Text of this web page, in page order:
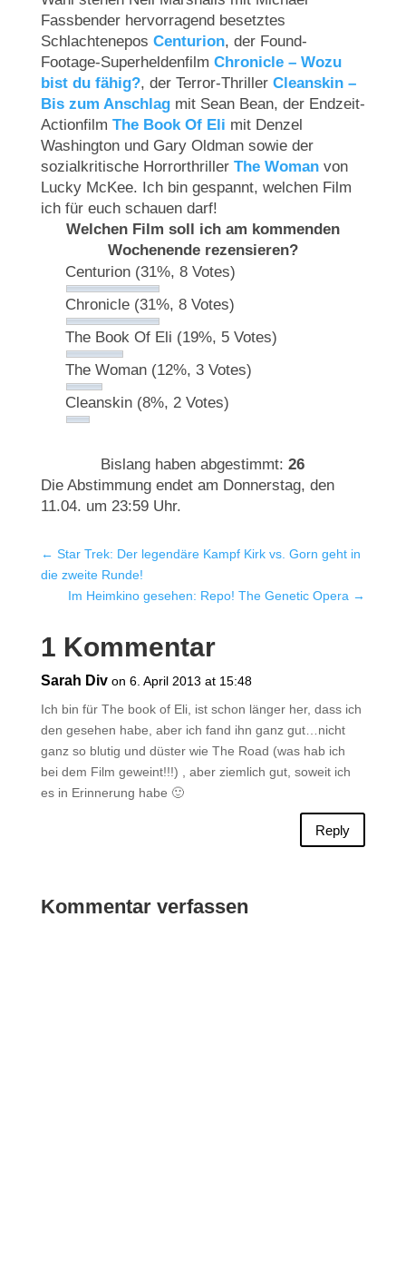
Fassbender hervorragend besetztes
Schlachtenepos Centurion, der Found-
Footage-Superheldenfilm Chronicle – Wozu
bist du fähig?, der Terror-Thriller Cleanskin –
Bis zum Anschlagmit Sean Bean, der Endzeit-
Actionfilm The Book Of Eli mit Denzel
Washington und Gary Oldman sowie der
sozialkritische Horrorthriller The Womanvon
Lucky McKee. Ich bin gespannt, welchen Film
ich für euch schauen darf!
Welchen Film soll ich am kommenden
Wochenende rezensieren?
Centurion (31%, 8 Votes)
Chronicle (31%, 8 Votes)
The Book Of Eli (19%, 5 Votes)
The Woman (12%, 3 Votes)
Cleanskin (8%, 2 Votes)
Bislang haben abgestimmt:26
Die Abstimmung endet am Donnerstag, den
11.04. um 23:59 Uhr.
← Star Trek: Der legendäre Kampf Kirk vs. Gorn geht in
die zweite Runde!
Im Heimkino gesehen: Repo! The Genetic Opera →
1 Kommentar
Sarah Div on 6. April 2013 at 15:48
Ich bin für The book of Eli, ist schon länger her, dass ich
den gesehen habe, aber ich fand ihn ganz gut…nicht
ganz so blutig und düster wie The Road (was hab ich
bei dem Film geweint!!!) , aber ziemlich gut, soweit ich
es in Erinnerung habe 🙂
Reply
Kommentar verfassen